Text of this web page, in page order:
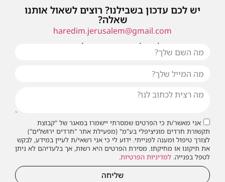
יש לכם עדכון בשבילנו? רוצים לשאול אותנו
שאלה?
haredim.jerusalem@gmail.com
או שילחו אלינו פנייה ונחזור אליכם בהקדם
אני מאשר/ת כי הפרטים שמסרתי יישמרו במאגר של "קבוצת
תקשורת חרדים מוניציפלי בע"מ" (מפעילת אתר "חרדים ירושלים")
לצורך טיפול ומענה לפנייתי. ידוע לי כי אני רשאי/ת לעיין במידע, לבקש
את תיקונו או מחיקתו. מסירת הפרטים היא רשות, אך בלעדיהם לא ניתן
לטפל בפנייה. למדיניות הפרטיות.
שליחה